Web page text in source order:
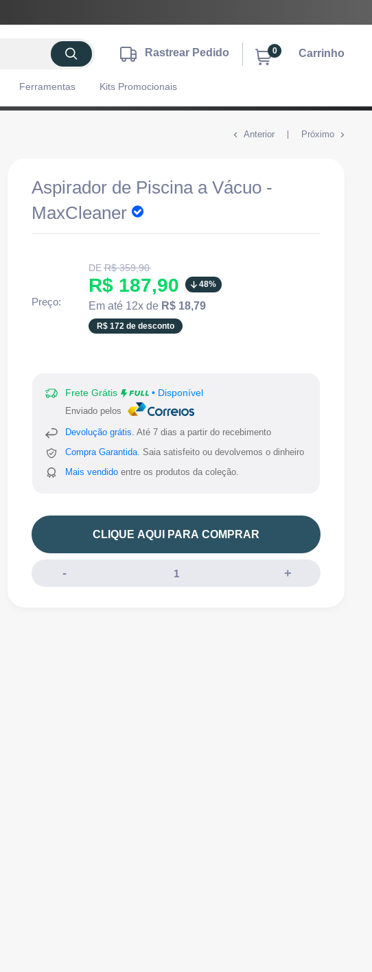
Rastrear Pedido 0 Carrinho
Ferramentas Kits Promocionais
Anterior Próximo
Aspirador de Piscina a Vácuo -
MaxCleaner
Preço:
DETranslation
missing:
pt-
BR.product.general.regular_price
R$ 359,90
Translation
missing:
pt-
R$ 187,90 48%
Em até 12x de R$ 18,79
R$ 172 de desconto
Frete Grátis • Disponível
Enviado pelos
Devolução grátis. Até 7 dias a partir do recebimento
Compra Garantida. Saia satisfeito ou devolvemos o dinheiro
Mais vendido entre os produtos da coleção.
CLIQUE AQUI PARA COMPRAR